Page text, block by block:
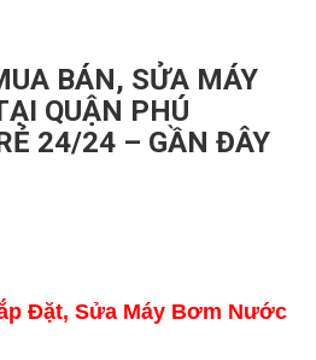
BÁN, SỬA MÁY
QUẬN PHÚ
24/24 – GẦN ĐÂY
Đặt, Sửa Máy Bơm Nước